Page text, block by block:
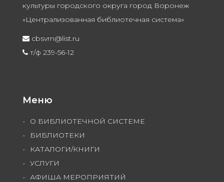
культуры городского округа город Воронеж
«Централизованная библиотечная система»
cbsvrn@list.ru
т/ф 239-56-12
Меню
О БИБЛИОТЕЧНОЙ СИСТЕМЕ
БИБЛИОТЕКИ
КАТАЛОГИ/КНИГИ
УСЛУГИ
АФИША МЕРОПРИЯТИЙ